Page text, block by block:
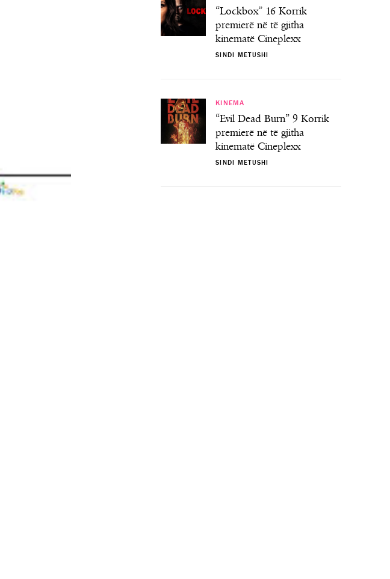
“Lockbox” 16 Korrik
premierë në të gjitha
kinematë Cineplexx
SINDI METUSHI
KINEMA
“Evil Dead Burn” 9 Korrik
premierë në të gjitha
kinematë Cineplexx
SINDI METUSHI